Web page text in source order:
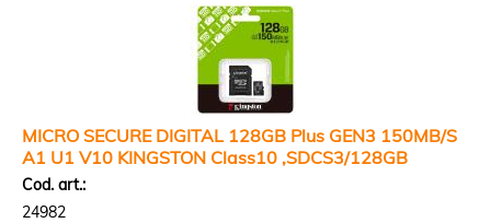
MICRO SECURE DIGITAL 128GB Plus GEN3 150MB/S
A1 U1 V10 KINGSTON Class10 ,SDCS3/128GB
Cod. art.:
24982